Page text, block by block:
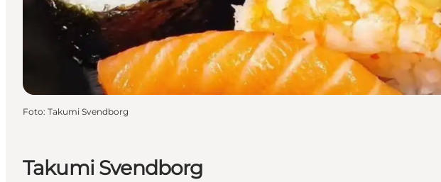
Takumi Svendborg
Foto: Takumi Svendborg